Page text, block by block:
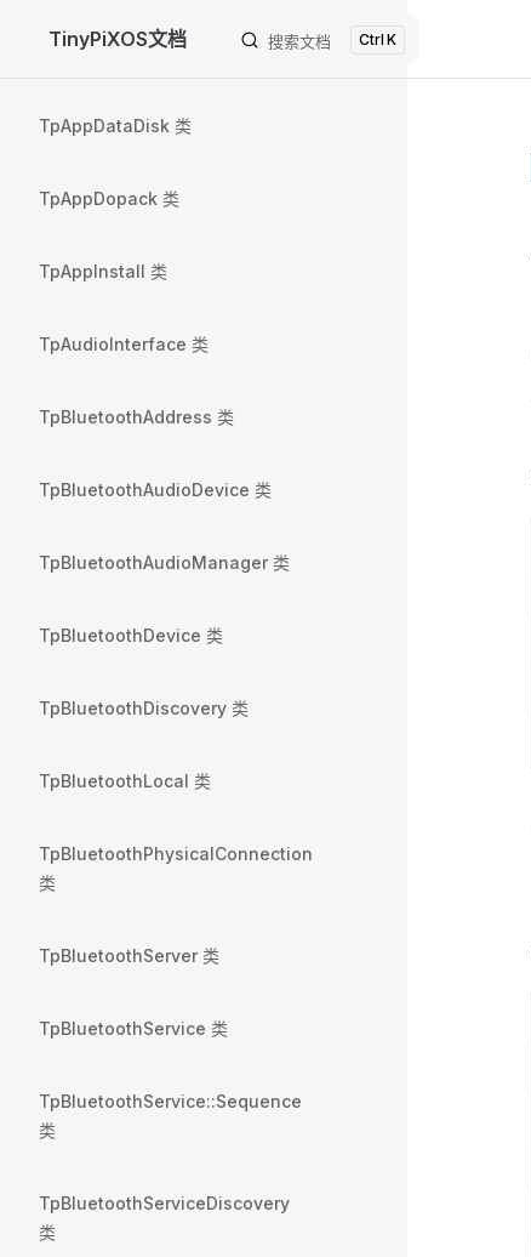
Skip to content
TinyPiXOS文档 搜索文档 K
TpAppDataDisk 类
TpAppDopack 类
TpAppInstall 类
TpAudioInterface 类
TpBluetoothAddress 类
TpBluetoothAudioDevice 类
TpBluetoothAudioManager 类
TpBluetoothDevice 类
TpBluetoothDiscovery 类
TpBluetoothLocal 类
TpBluetoothPhysicalConnection
类
TpBluetoothServer 类
TpBluetoothService 类
TpBluetoothService::Sequence
类
TpBluetoothServiceDiscovery
类